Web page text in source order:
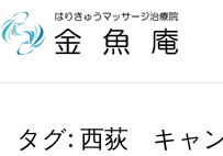
タグ: 西荻 キャ